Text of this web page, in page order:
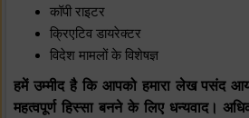
कॉपी राइटर
क्रिएटिव डायरेक्टर
विदेश मामलों के विशेषज्ञ
हमें उम्मीद है कि आपको हमारा लेख पसंद
महत्वपूर्ण हिस्सा बनने के लिए धन्यवाद।